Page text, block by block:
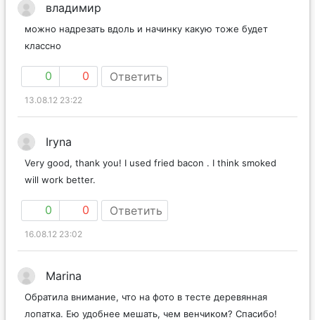
владимир
можно надрезать вдоль и начинку какую тоже будет
классно
0 0 Ответить
13.08.12 23:22
Iryna
Very good, thank you! I used fried bacon . I think smoked
will work better.
0 0 Ответить
16.08.12 23:02
Marina
Обратила внимание, что на фото в тесте деревянная
лопатка. Ею удобнее мешать, чем венчиком? Спасибо!